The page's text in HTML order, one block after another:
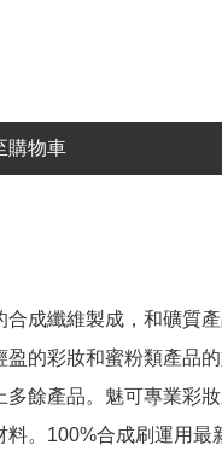
購物車
合成纖維製成，和礦質
的彩妝和蜜粉類產品的
餘產品。魅可專業彩
。100%合成刷運用最